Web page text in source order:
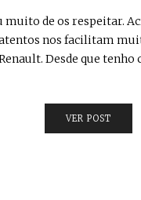
muito de os respeitar.
nos facilitam
Desde que tenho
VER POST